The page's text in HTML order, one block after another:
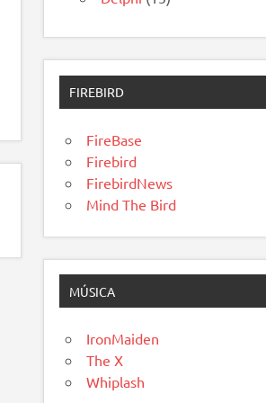
FIREBIRD
FireBase
Firebird
FirebirdNews
Mind The Bird
MÚSICA
IronMaiden
The X
Whiplash